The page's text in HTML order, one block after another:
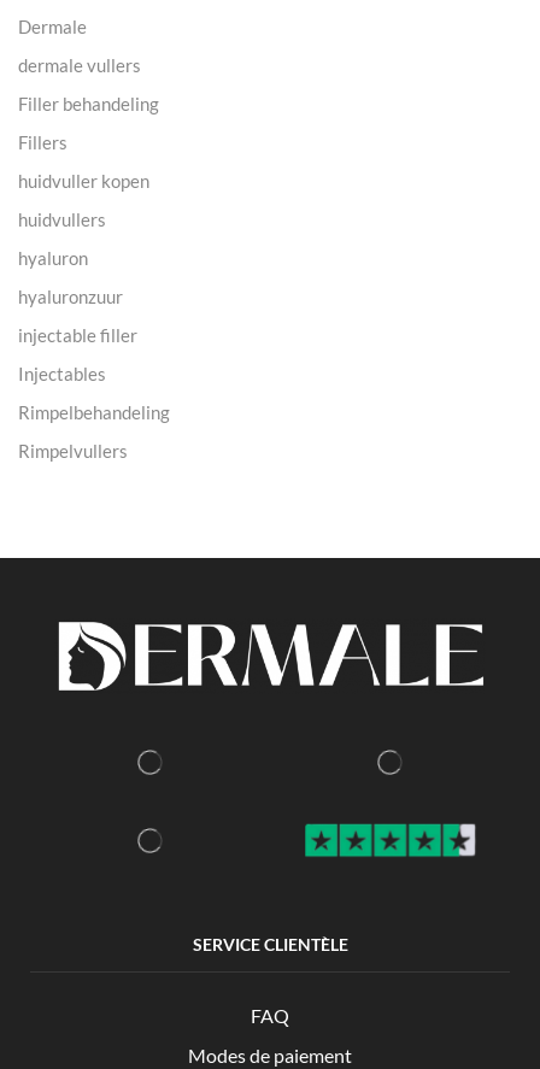
Dermale
dermale vullers
Filler behandeling
Fillers
huidvuller kopen
huidvullers
hyaluron
hyaluronzuur
injectable filler
Injectables
Rimpelbehandeling
Rimpelvullers
SERVICE CLIENTÈLE
FAQ
Modes de paiement